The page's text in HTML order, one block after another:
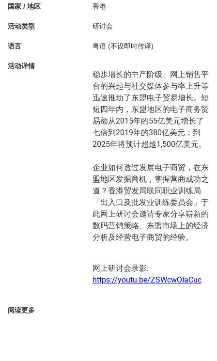
国家 / 地区 香港
活动类型 研讨会
语言 粤语 (不设即时传译)
活动详情
稳步增长的中产阶级、网上销售平
台的兴起与社交媒体参与率上升等
迅速推动了东盟电子贸易增长。短
短四年内，东盟地区的电子商务贸
易额从2015年的55亿美元增长了
七倍到2019年的380亿美元；到
2025年将预计超越1,500亿美元。
企业如何透过发展电子商贸，在东
盟地区发掘商机，掌握营商成功之
道？香港贸发局联同职业训练局
「出入口及批发业训练委员会」于
此网上研讨会邀请专家分享崭新的
数码营销策略、东盟市场上的经济
分析及经营电子商贸的经验。
网上研讨会录影:
https://youtu.be/ZSWcwOIaCuc
阅读更多